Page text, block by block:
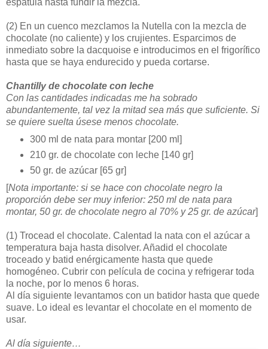
espátula hasta fundir la mezcla.
(2) En un cuenco mezclamos la Nutella con la mezcla de
chocolate (no caliente) y los crujientes. Esparcimos de
inmediato sobre la dacquoise e introducimos en el frigorífico
hasta que se haya endurecido y pueda cortarse.
Chantilly de chocolate con leche
Con las cantidades indicadas me ha sobrado
abundantemente, tal vez la mitad sea más que suficiente. Si
se quiere suelta úsese menos chocolate.
300 ml de nata para montar [200 ml]
210 gr. de chocolate con leche [140 gr]
50 gr. de azúcar [65 gr]
[Nota importante: si se hace con chocolate negro la
proporción debe ser muy inferior: 250 ml de nata para
montar, 50 gr. de chocolate negro al 70% y 25 gr. de azúcar]
(1) Trocead el chocolate. Calentad la nata con el azúcar a
temperatura baja hasta disolver. Añadid el chocolate
troceado y batid enérgicamente hasta que quede
homogéneo. Cubrir con película de cocina y refrigerar toda
la noche, por lo menos 6 horas.
Al día siguiente levantamos con un batidor hasta que quede
suave. Lo ideal es levantar el chocolate en el momento de
usar.
Al día siguiente…